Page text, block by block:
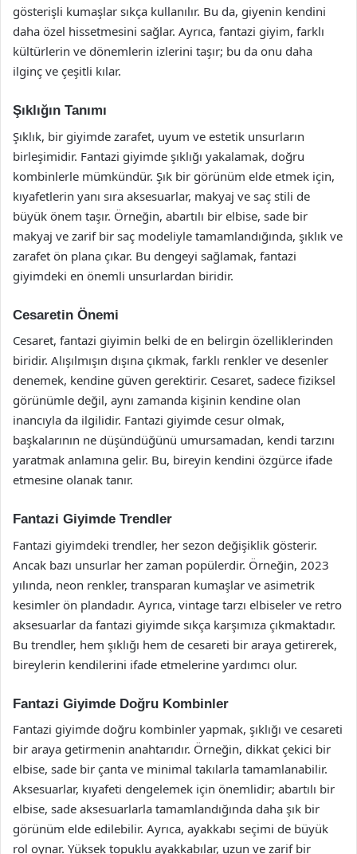
gösterişli kumaşlar sıkça kullanılır. Bu da, giyenin kendini
daha özel hissetmesini sağlar. Ayrıca, fantazi giyim, farklı
kültürlerin ve dönemlerin izlerini taşır; bu da onu daha
ilginç ve çeşitli kılar.
Şıklığın Tanımı
Şıklık, bir giyimde zarafet, uyum ve estetik unsurların
birleşimidir. Fantazi giyimde şıklığı yakalamak, doğru
kombinlerle mümkündür. Şık bir görünüm elde etmek için,
kıyafetlerin yanı sıra aksesuarlar, makyaj ve saç stili de
büyük önem taşır. Örneğin, abartılı bir elbise, sade bir
makyaj ve zarif bir saç modeliyle tamamlandığında, şıklık ve
zarafet ön plana çıkar. Bu dengeyi sağlamak, fantazi
giyimdeki en önemli unsurlardan biridir.
Cesaretin Önemi
Cesaret, fantazi giyimin belki de en belirgin özelliklerinden
biridir. Alışılmışın dışına çıkmak, farklı renkler ve desenler
denemek, kendine güven gerektirir. Cesaret, sadece fiziksel
görünümle değil, aynı zamanda kişinin kendine olan
inancıyla da ilgilidir. Fantazi giyimde cesur olmak,
başkalarının ne düşündüğünü umursamadan, kendi tarzını
yaratmak anlamına gelir. Bu, bireyin kendini özgürce ifade
etmesine olanak tanır.
Fantazi Giyimde Trendler
Fantazi giyimdeki trendler, her sezon değişiklik gösterir.
Ancak bazı unsurlar her zaman popülerdir. Örneğin, 2023
yılında, neon renkler, transparan kumaşlar ve asimetrik
kesimler ön plandadır. Ayrıca, vintage tarzı elbiseler ve retro
aksesuarlar da fantazi giyimde sıkça karşımıza çıkmaktadır.
Bu trendler, hem şıklığı hem de cesareti bir araya getirerek,
bireylerin kendilerini ifade etmelerine yardımcı olur.
Fantazi Giyimde Doğru Kombinler
Fantazi giyimde doğru kombinler yapmak, şıklığı ve cesareti
bir araya getirmenin anahtarıdır. Örneğin, dikkat çekici bir
elbise, sade bir çanta ve minimal takılarla tamamlanabilir.
Aksesuarlar, kıyafeti dengelemek için önemlidir; abartılı bir
elbise, sade aksesuarlarla tamamlandığında daha şık bir
görünüm elde edilebilir. Ayrıca, ayakkabı seçimi de büyük
rol oynar. Yüksek topuklu ayakkabılar, uzun ve zarif bir